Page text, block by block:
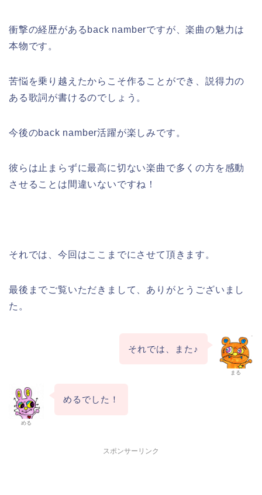
衝撃の経歴があるback namberですが、楽曲の魅力は
本物です。
苦悩を乗り越えたからこそ作ることができ、説得力の
ある歌詞が書けるのでしょう。
今後のback namber活躍が楽しみです。
彼らは止まらずに最高に切ない楽曲で多くの方を感動
させることは間違いないですね！
それでは、今回はここまでにさせて頂きます。
最後までご覧いただきまして、ありがとうございまし
た。
まる
それでは、また♪
める
めるでした！
スポンサーリンク